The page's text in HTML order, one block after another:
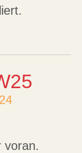
voran.